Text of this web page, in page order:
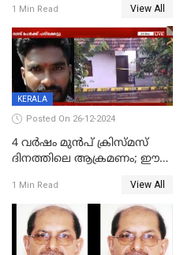
1 Min Read View All
KERALA
Posted On 26-12-2024
4 വർഷം മുൻപ് ക്രിസ്മസ്
ദിനത്തിലെ ആക്രമണം; ഈ
ചോദിക്കാനെത്തി, 2 പേർ
കുത്തേറ്റു മരിച്ചു
1 Min Read View All